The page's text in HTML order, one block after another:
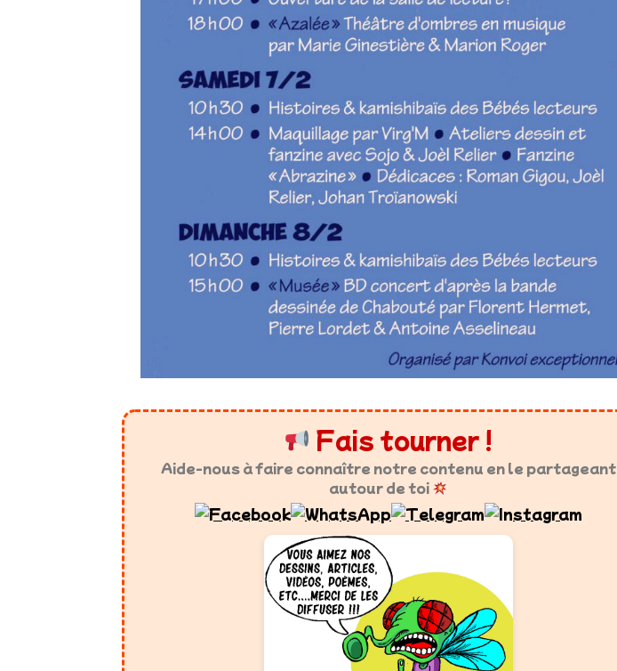
Fais tourner !
Aide-nous à faire connaître notre contenu en le partageant
autour de toi